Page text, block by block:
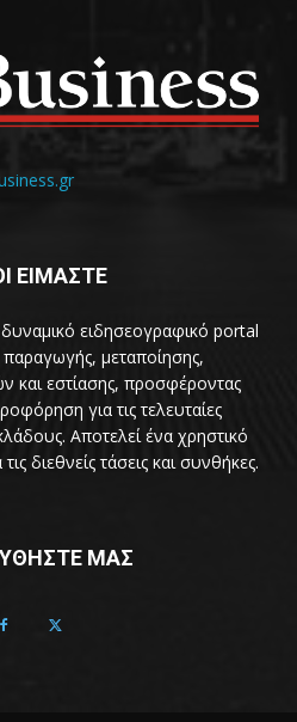
ΕΙΜΑΣΤΕ
ειδησεογραφικό portal
μεταποίησης,
και εστίασης, προσφέροντας
για τις τελευταίες
Αποτελεί ένα χρηστικό
διεθνείς τάσεις και συνθήκες.
ΜΑΣ